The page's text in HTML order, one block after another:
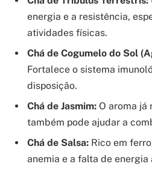
energia e a resistência,
atividades físicas.
Chá de Cogumelo do Sol
Fortalece o sistema
disposição.
Chá de Jasmim: O aroma já
também pode ajudar a
Chá de Salsa: Rico em
anemia e a falta de energia